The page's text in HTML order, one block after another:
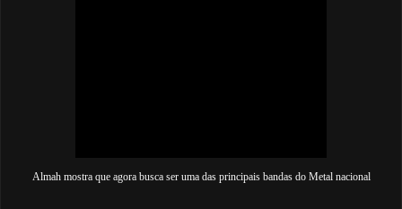
Almah mostra que agora busca ser uma das principais bandas do Metal nacional